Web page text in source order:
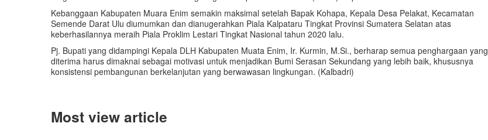
Kebanggaan Kabupaten Muara Enim semakin maksimal setelah Bapak Kohapa, Kepala Desa Pelakat, Kecamatan
Semende Darat Ulu diumumkan dan dianugerahkan Piala Kalpataru Tingkat Provinsi Sumatera Selatan atas
keberhasilannya meraih Piala Proklim Lestari Tingkat Nasional tahun 2020 lalu.
Pj. Bupati yang didampingi Kepala DLH Kabupaten Muata Enim, Ir. Kurmin, M.Si., berharap semua penghargaan yang
diterima harus dimaknai sebagai motivasi untuk menjadikan Bumi Serasan Sekundang yang lebih baik, khususnya
konsistensi pembangunan berkelanjutan yang berwawasan lingkungan. (Kalbadri)
Most view article